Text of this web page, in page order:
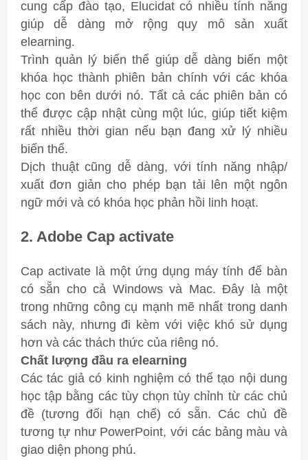
cung cấp đào tạo, Elucidat có nhiều tính năng
giúp dễ dàng mở rộng quy mô sản xuất
elearning.
Trình quản lý biến thể giúp dễ dàng biến một
khóa học thành phiên bản chính với các khóa
học con bên dưới nó. Tất cả các phiên bản có
thể được cập nhật cùng một lúc, giúp tiết kiệm
rất nhiều thời gian nếu bạn đang xử lý nhiều
biến thể.
Dịch thuật cũng dễ dàng, với tính năng nhập/
xuất đơn giản cho phép bạn tải lên một ngôn
ngữ mới và có khóa học phản hồi linh hoạt.
2. Adobe Cap activate
Cap activate là một ứng dụng máy tính để bàn
có sẵn cho cả Windows và Mac. Đây là một
trong những công cụ mạnh mẽ nhất trong danh
sách này, nhưng đi kèm với việc khó sử dụng
hơn và các thách thức của riêng nó.
Chất lượng đầu ra elearning
Các tác giả có kinh nghiệm có thể tạo nội dung
học tập bằng các tùy chọn tùy chỉnh từ các chủ
đề (tương đối hạn chế) có sẵn. Các chủ đề
tương tự như PowerPoint, với các bảng màu và
giao diện phong phú.